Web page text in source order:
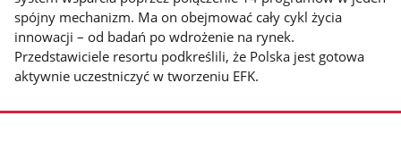
spójny mechanizm. Ma on obejmować cały cykl życia
innowacji – od badań po wdrożenie na rynek.
Przedstawiciele resortu podkreślili, że Polska jest gotowa
aktywnie uczestniczyć w tworzeniu EFK.